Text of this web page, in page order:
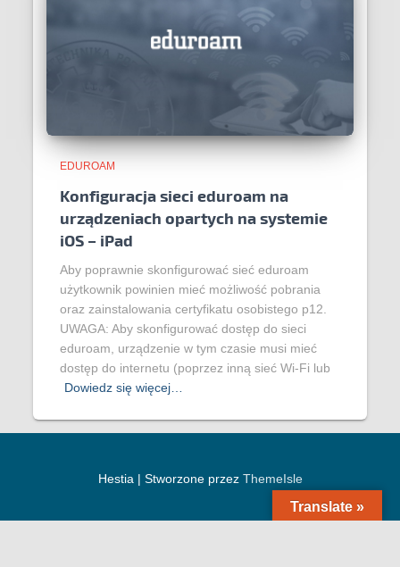
EDUROAM
Konfiguracja sieci eduroam na
urządzeniach opartych na systemie
iOS – iPad
Aby poprawnie skonfigurować sieć eduroam
użytkownik powinien mieć możliwość pobrania
oraz zainstalowania certyfikatu osobistego p12.
UWAGA: Aby skonfigurować dostęp do sieci
eduroam, urządzenie w tym czasie musi mieć
dostęp do internetu (poprzez inną sieć Wi-Fi lub
Dowiedz się więcej…
Hestia | Stworzone przez ThemeIsle
Translate »